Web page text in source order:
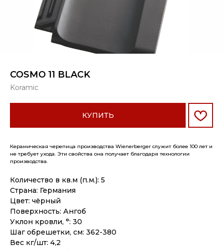
COSMO 11 BLACK
Koramic
КУПИТЬ
Керамическая черепица производства Wienerberger служит более 100 лет и
не требует ухода. Эти свойства она получает благодаря технологии
производства.
Количество в кв.м (п.м.): 5
Страна: Германия
Цвет: чёрный
Поверхность: Ангоб
Уклон кровли, °: 30
Шаг обрешетки, см: 362-380
Вес кг/шт: 4,2